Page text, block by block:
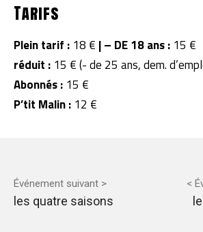
Tarifs
Plein tarif : 18 € |– DE 18 ans : 15 €
réduit : 15 € (- de 25 ans, dem.
Abonnés : 15 €
P’tit Malin : 12 €
Événement suivant >
les quatre saisons
<